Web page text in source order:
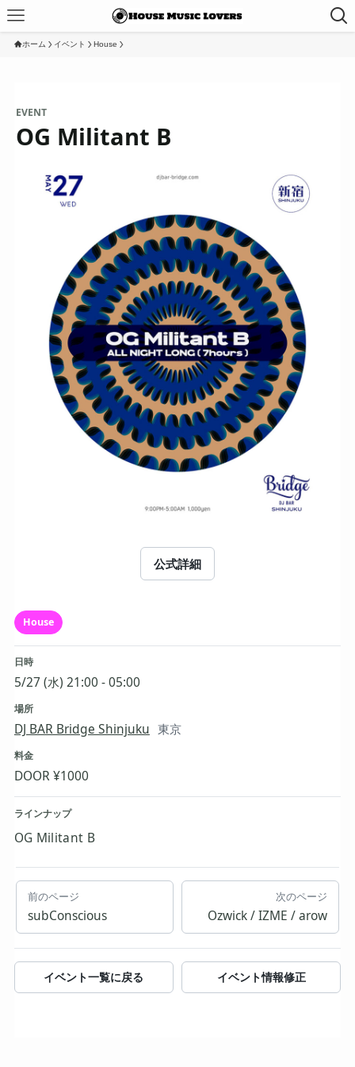
ホーム イベント House
EVENT
OG Militant B
公式詳細
House
日時
5/27 (水) 21:00 - 05:00
場所
DJ BAR Bridge Shinjuku 東京
料金
DOOR ¥1000
ラインナップ
OG Militant B
前のページ
subConscious
次のページ
Ozwick / IZME / arow
イベント一覧に戻る イベント情報修正